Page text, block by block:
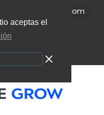
aceptas el
Mi cuenta